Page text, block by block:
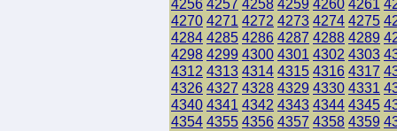
4256 4257 4258 4259 4260 4261
4270 4271 4272 4273 4274 4275
4284 4285 4286 4287 4288 4289
4298 4299 4300 4301 4302 4303
4312 4313 4314 4315 4316 4317
4326 4327 4328 4329 4330 4331
4340 4341 4342 4343 4344 4345
4354 4355 4356 4357 4358 4359